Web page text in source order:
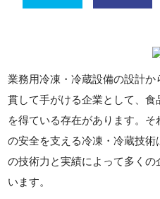
業務用冷凍・冷蔵設備の設計
貫して手がける企業として、
を得ている存在があります。そ
の安全を支える冷凍・冷蔵技
の技術力と実績によって多く
います。